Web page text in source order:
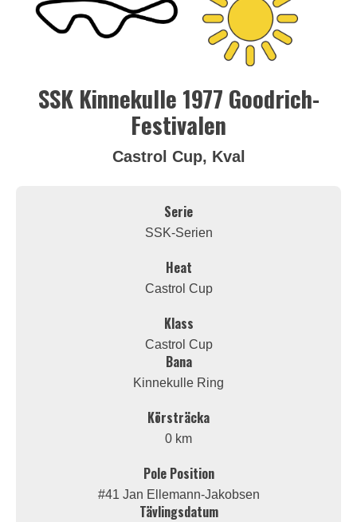
SSK Kinnekulle 1977 Goodrich-
Festivalen
Castrol Cup, Kval
Serie
SSK-Serien
Heat
Castrol Cup
Klass
Castrol Cup
Bana
Kinnekulle Ring
Körsträcka
0 km
Pole Position
#41 Jan Ellemann-Jakobsen
Tävlingsdatum